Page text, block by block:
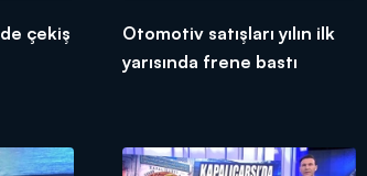
çekiş
Otomotiv satışları yılın ilk
yarısında frene bastı